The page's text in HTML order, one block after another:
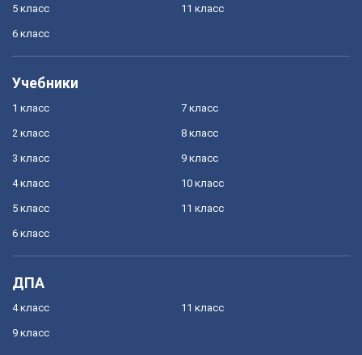
5 класс
6 класс
11 класс
Учебники
1 класс
2 класс
3 класс
4 класс
5 класс
6 класс
7 класс
8 класс
9 класс
10 класс
11 класс
ДПА
4 класс
9 класс
11 класс